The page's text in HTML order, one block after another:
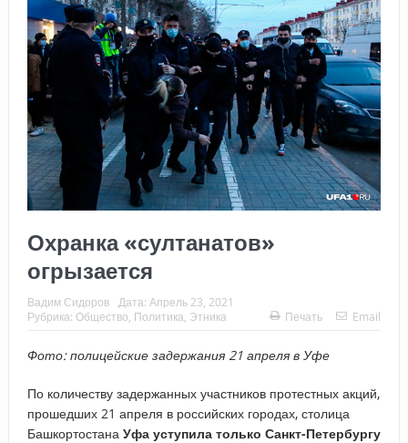
Охранка «султанатов»
огрызается
Вадим Сидоров Дата: Апрель 23, 2021
Рубрика: Общество Политика Этника Печать Email
Фото: полицейские задержания 21 апреля в Уфе
По количеству задержанных участников протестных акций,
прошедших 21 апреля в российских городах, столица
Башкортостана Уфа уступила только Санкт-Петербургу